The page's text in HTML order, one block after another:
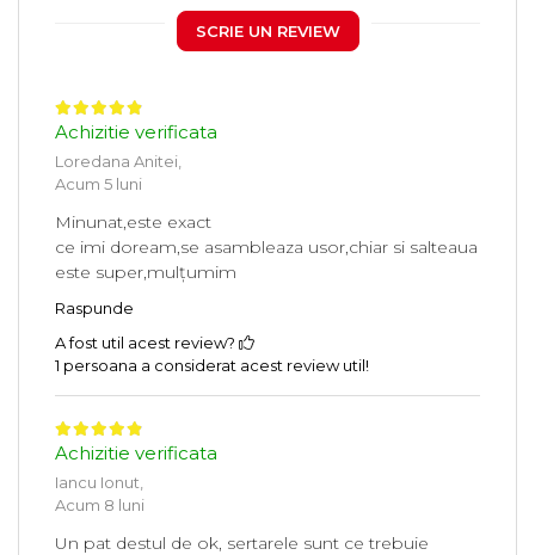
SCRIE UN REVIEW
Achizitie verificata
Loredana Anitei,
Acum 5 luni
Minunat,este exact
ce imi doream,se asambleaza usor,chiar si salteaua
este super,mulțumim
Raspunde
A fost util acest review?
1 persoana a considerat acest review util!
Achizitie verificata
Iancu Ionut,
Acum 8 luni
Un pat destul de ok, sertarele sunt ce trebuie